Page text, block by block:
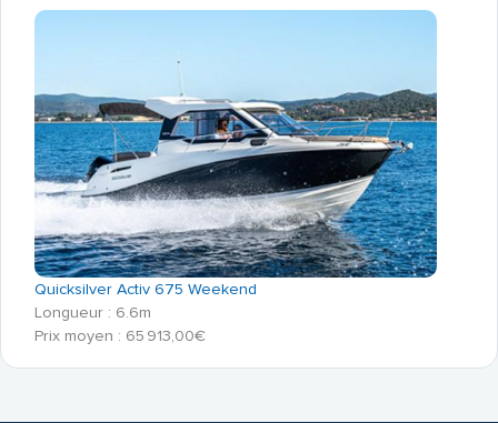
Quicksilver Activ 675 Weekend
Longueur : 6.6m
Prix moyen : 65 913,00€